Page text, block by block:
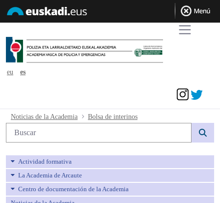
eu
es
Bolsa de interinos - avpe
Noticias de la Academia Bolsa de interinos
Búsqueda web
Actividad formativa
La Academia de Arcaute
Centro de documentación de la Academia